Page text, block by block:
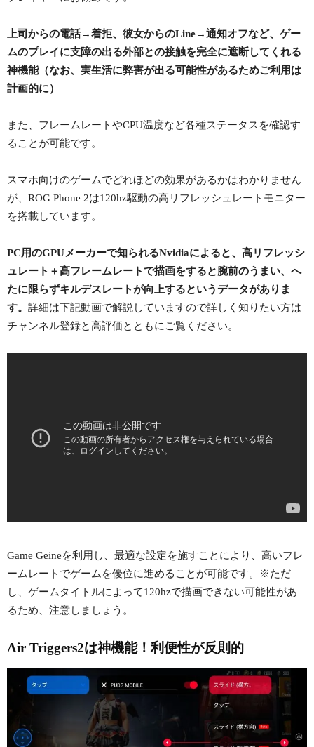
上司からの電話→着拒、彼女からのLine→通知オフなど、ゲー
ムのプレイに支障の出る外部との接触を完全に遮断してくれる
神機能（なお、実生活に弊害が出る可能性があるためご利用は
計画的に）
また、フレームレートやCPU温度など各種ステータスを確認す
ることが可能です。
スマホ向けのゲームでどれほどの効果があるかはわかりません
が、ROG Phone 2は120hz駆動の高リフレッシュレートモニター
を搭載しています。
PC用のGPUメーカーで知られるNvidiaによると、高リフレッシ
ュレート＋高フレームレートで描画をすると腕前のうまい、へ
たに限らずキルデスレートが向上するというデータがありま
す。 詳細は下記動画で解説していますので詳しく知りたい方は
チャンネル登録と高評価とともにご覧ください。
Game Geineを利用し、最適な設定を施すことにより、高いフレ
ームレートでゲームを優位に進めることが可能です。※ただ
し、ゲームタイトルによって120hzで描画できない可能性があ
るため、注意しましょう。
Air Triggers2は神機能！利便性が反則的